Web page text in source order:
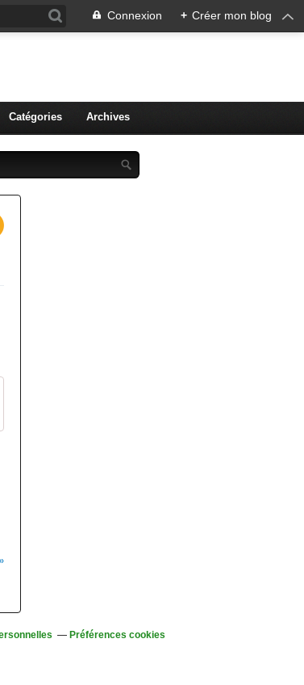
Connexion + Créer mon blog
Catégories Archives
Préférences cookies